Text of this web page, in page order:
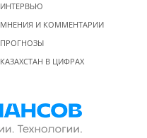
ИНТЕРВЬЮ
МНЕНИЯ И КОММЕНТАРИИ
ПРОГНОЗЫ
КАЗАХСТАН В ЦИФРАХ